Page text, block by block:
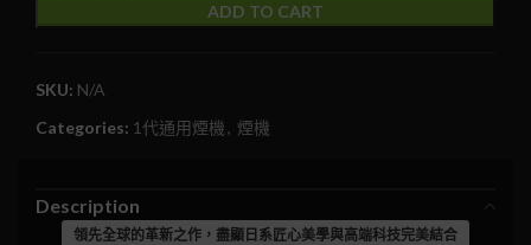
ADD TO CART
SKU: N/A
Categories: 1代通用煙機 , 煙機
Description
領先全球的革新之作，盡顯日系匠心美學與高端科技完美結合